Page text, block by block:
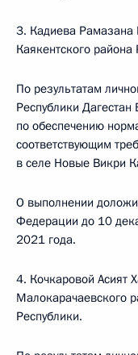
3. Кадиева Рамазана
Каякентского района
По результатам
Республики
по обеспечению
соответствующим
в селе Новые Викри
О выполнении
Федерации до 10
2021 года.
4. Кочкаровой Асият
Малокарачаевского
Республики.